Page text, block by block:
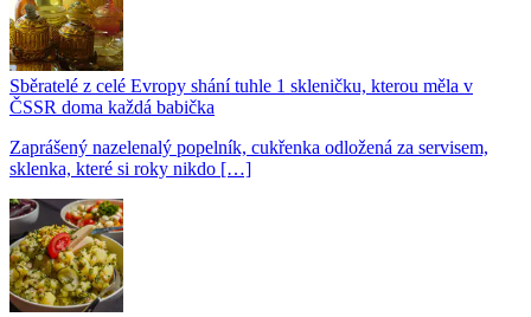
Sběratelé z celé Evropy shání tuhle 1 skleničku, kterou měla v
ČSSR doma každá babička
Zaprášený nazelenalý popelník, cukřenka odložená za servisem,
sklenka, které si roky nikdo […]